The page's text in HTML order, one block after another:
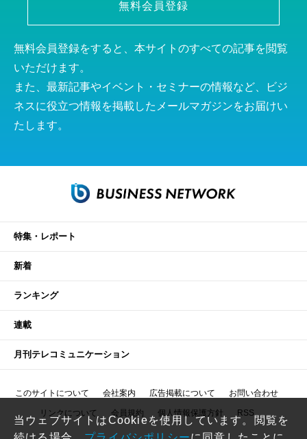
無料会員登録
無料会員登録をすると、本サイトのすべての記事を閲覧
いただけます。
また、最新記事やイベント・セミナーの情報など、ビジ
ネスに役立つ情報を掲載したメールマガジンをお届けい
たします。
特集・レポート
新着
ランキング
連載
月刊テレコミュニケーション
このサイトについて 会社案内 広告掲載について お問い合わせ
リンクについて 会員規約 個人情報保護方針 RSS
当ウェブサイトはCookieを使用しています。閲覧を